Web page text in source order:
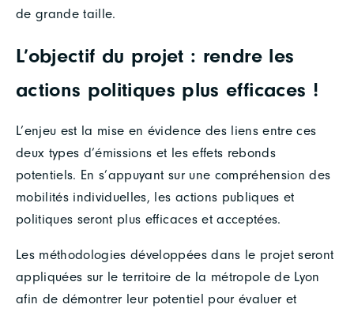
de grande taille.
L’objectif du projet : rendre les
actions politiques plus efficaces !
L’enjeu est la mise en évidence des liens entre ces
deux types d’émissions et les effets rebonds
potentiels. En s’appuyant sur une compréhension des
mobilités individuelles, les actions publiques et
politiques seront plus efficaces et acceptées.
Les méthodologies développées dans le projet seront
appliquées sur le territoire de la métropole de Lyon
afin de démontrer leur potentiel pour évaluer et